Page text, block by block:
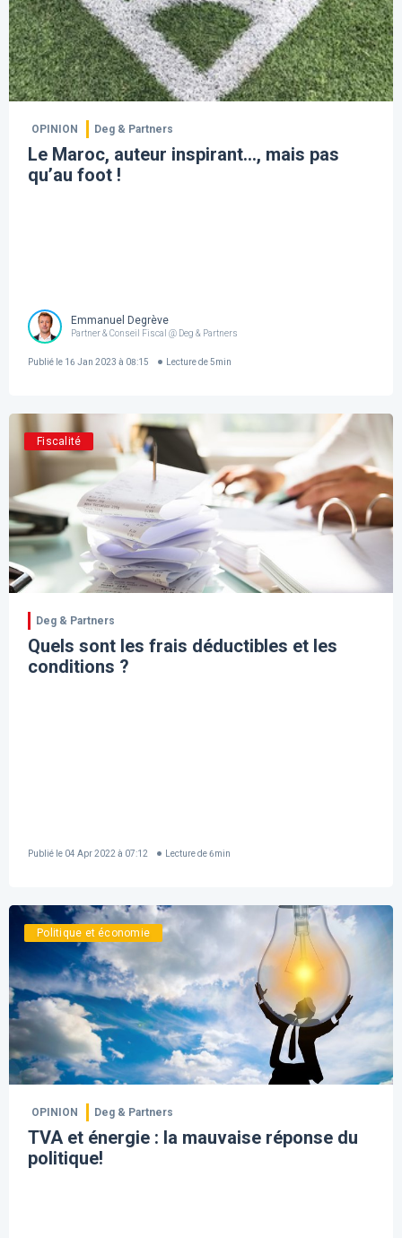
OPINION Deg & Partners
Le Maroc, auteur inspirant…, mais pas
qu’au foot !
Emmanuel Degrève
Partner & Conseil Fiscal @ Deg & Partners
Publié le 16 Jan 2023 à 08:15 Lecture de 5min
Fiscalité
Deg & Partners
Quels sont les frais déductibles et les
conditions ?
Publié le 04 Apr 2022 à 07:12 Lecture de 6min
Politique et économie
OPINION Deg & Partners
TVA et énergie : la mauvaise réponse du
politique!